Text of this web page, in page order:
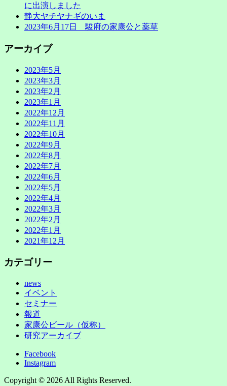
に出演しました
静大ヤチヤナギのいま
2023年6月17日 駿府の家康公と薬草
アーカイブ
2023年5月
2023年3月
2023年2月
2023年1月
2022年12月
2022年11月
2022年10月
2022年9月
2022年8月
2022年7月
2022年6月
2022年5月
2022年4月
2022年3月
2022年2月
2022年1月
2021年12月
カテゴリー
news
イベント
セミナー
報道
家康公ビール（仮称）
研究アーカイブ
Facebook
Instagram
Copyright © 2026 All Rights Reserved.